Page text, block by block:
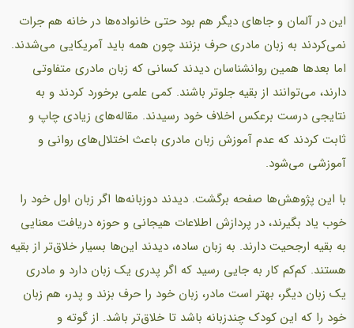
این در آلمان و جاهای دیگر هم بود حتی خانواده‌ها در خانه هم جرات
نمی‌کردند به زبان مادری حرف بزنند چون همه باید آمریکایی می‌شدند.
اما بعدها همین روانشناسان دیدند کسانی که زبان مادری متفاوتی
دارند، می‌توانند از بقیه جلوتر باشند. کمی علمی برخورد کردند و به
نتایجی درست برعکس اخلاف خود رسیدند. مقاله‌های زیادی چاپ و
ثابت کردند که عدم آموزش زبان مادری باعث اختلال‌های روانی و
آموزشی می‌شود.
با این پژوهش‌ها صفحه برگشت. دیدند دوزبانه‌ها اگر زبان اول خود را
خوب یاد بگیرند، در پردازش اطلاعات هیجانی و حوزه دریافت معنایی
به بقیه ارجحیت دارند. به زبان ساده، دیدند این‌ها بسیار خلاق‌تر از بقیه
هستند. کم‌کم کار به جایی رسید که اگر پدری یک زبان دارد و مادری
یک زبان دیگر، بهتر است مادر، زبان خود را حرف بزند و پدر، هم زبان
خود را که این کودک چندزبانه باشد تا خلاق‌تر باشد. از گوته و